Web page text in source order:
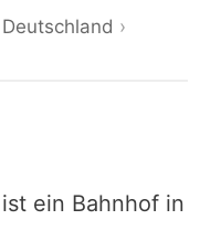
Deutschland ›
ist ein Bahnhof in